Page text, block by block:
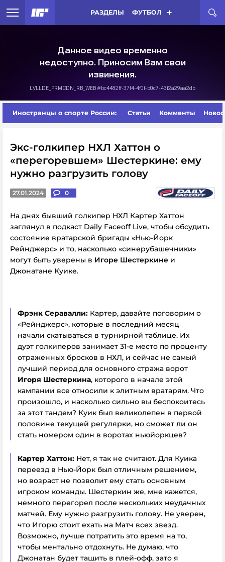
РАЗДЕЛЫ ФУТБОЛ
Иностранцы о спорте России: Статьи Комменты
Экс-голкипер НХЛ Хаттон о
«перегоревшем» Шестеркине: ему
нужно разгрузить голову
27.01.2024 0
На днях бывший голкипер НХЛ Картер Хаттон
заглянул в подкаст Daily Faceoff Live, чтобы обсудить
состояние вратарской бригады «Нью-Йорк
Рейнджерс» и то, насколько «синерубашечники»
могут быть уверены в Игоре Шестеркине и
Джонатане Куике.
Фрэнк Серавалли: Картер, давайте поговорим о
«Рейнджерс», которые в последний месяц
начали скатываться в турнирной таблице. Их
дуэт голкиперов занимает 31-е место по проценту
отраженных бросков в НХЛ, и сейчас не самый
лучший период для основного стража ворот
Игоря Шестеркина, которого в начале этой
кампании все относили к элитным вратарям. Что
произошло, и насколько сильно вы беспокоитесь
за этот тандем? Куик был великолепен в первой
половине текущей регулярки, но сможет ли он
стать номером один в воротах ньюйоркцев?
Картер Хаттон: Нет, я так не считают. Для Куика
переезд в Нью-Йорк был отличным решением,
но возраст не позволит ему стать основным
игроком команды. Шестеркин же, мне кажется,
немного перегорел после нескольких неудачных
матчей. Ему нужно разгрузить голову. Не уверен,
что Игорю стоит ехать на Матч всех звезд.
Возможно, лучше потратить это время на то,
чтобы ментально отдохнуть. Не думаю, что
Джонатан будет тащить в плей-офф, зато я